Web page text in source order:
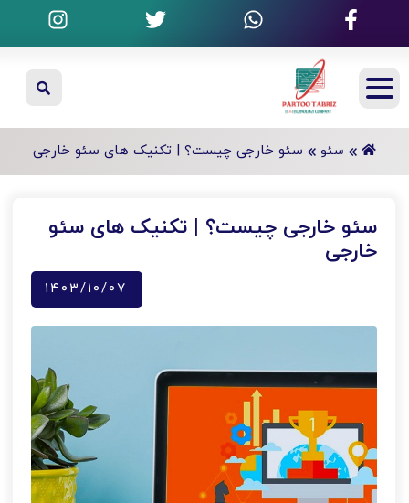
سئو سئو خارجی چیست؟ | تکنیک های سئو خارجی
سئو خارجی چیست؟ | تکنیک های سئو
خارجی
۱۴۰۳/۱۰/۰۷